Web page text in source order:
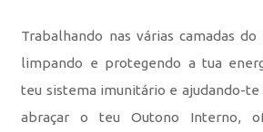
Trabalhando nas várias camadas
limpando e protegendo a tua
teu sistema imunitário e ajudando-
abraçar o teu Outono Interno,